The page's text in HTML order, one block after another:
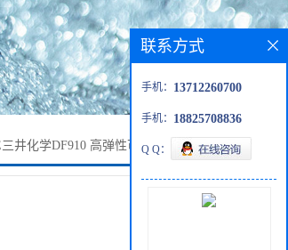
井化学DF910 高弹性可发泡耐低温抗
联系方式
手机： 13712260700
手机： 18825708836
Q Q：